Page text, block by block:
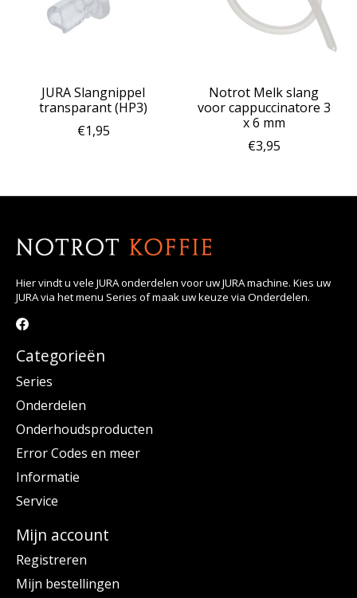
JURA Slangnippel
transparant (HP3)
€1,95
Notrot Melk slang
voor cappuccinatore 3
x 6 mm
€3,95
Hier vindt u vele JURA onderdelen voor uw JURA machine. Kies uw
JURA via het menu Series of maak uw keuze via Onderdelen.
Categorieën
Series
Onderdelen
Onderhoudsproducten
Error Codes en meer
Informatie
Service
Mijn account
Registreren
Mijn bestellingen